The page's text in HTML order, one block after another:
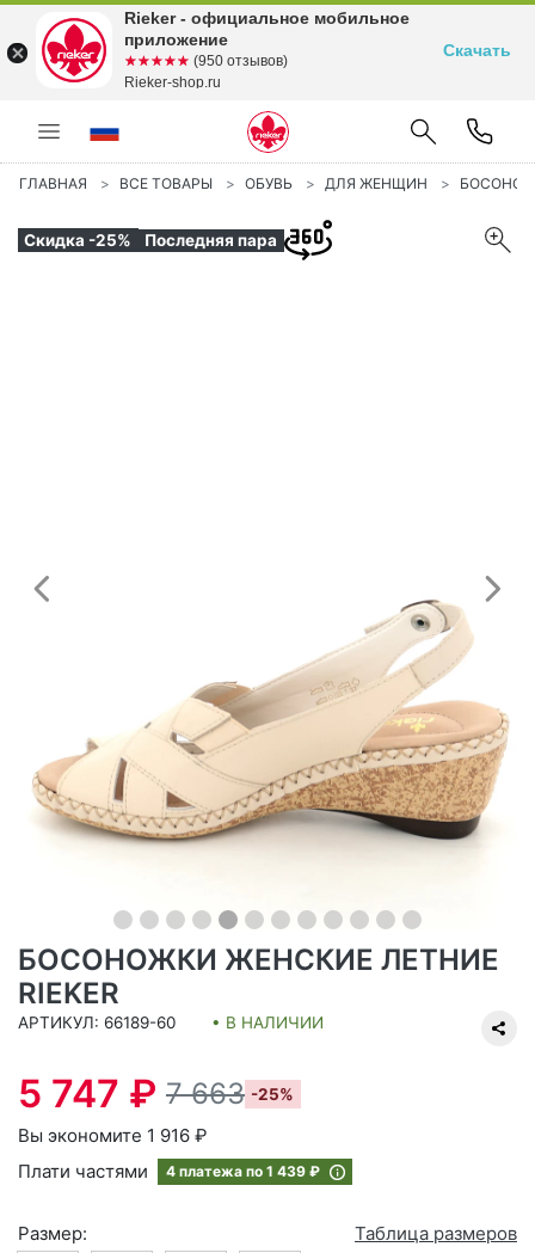
ГЛАВНАЯ ВСЕ ТОВАРЫ ОБУВЬ ДЛЯ ЖЕНЩИН
Скидка -25% Последняя пара
Предыдущий
БОСОНОЖКИ ЖЕНСКИЕ ЛЕТНИЕ
RIEKER
АРТИКУЛ: 66189-60 • В НАЛИЧИИ
5 747 ₽ 7 663 -25%
Вы экономите 1 916 ₽
Плати частями
4 платежа по 1 439 ₽
Размер:
Таблица размеров
Rieker - официальное мобильное
приложение
☆☆☆☆☆
★★★★★ (950 отзывов)
Rieker-shop.ru
Скачать